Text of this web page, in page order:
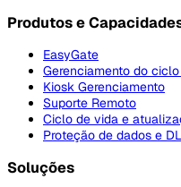
Produtos e
EasyGate
Gerenciamento do
Kiosk Gerenciamento
Suporte Remoto
Ciclo de vida e
Proteção de dados e
Soluções